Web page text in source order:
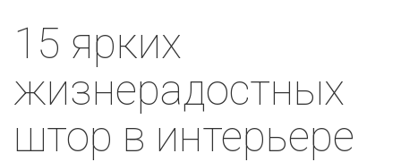
15 ярких
жизнерадостных
штор в интерьере